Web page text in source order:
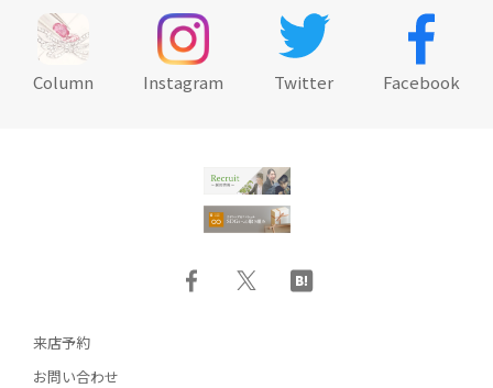
Column Instagram Twitter Facebook
来店予約
お問い合わせ